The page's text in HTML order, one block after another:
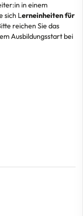
in einem
sich Lerneinheiten für
reichen Sie das
Ausbildungsstart bei